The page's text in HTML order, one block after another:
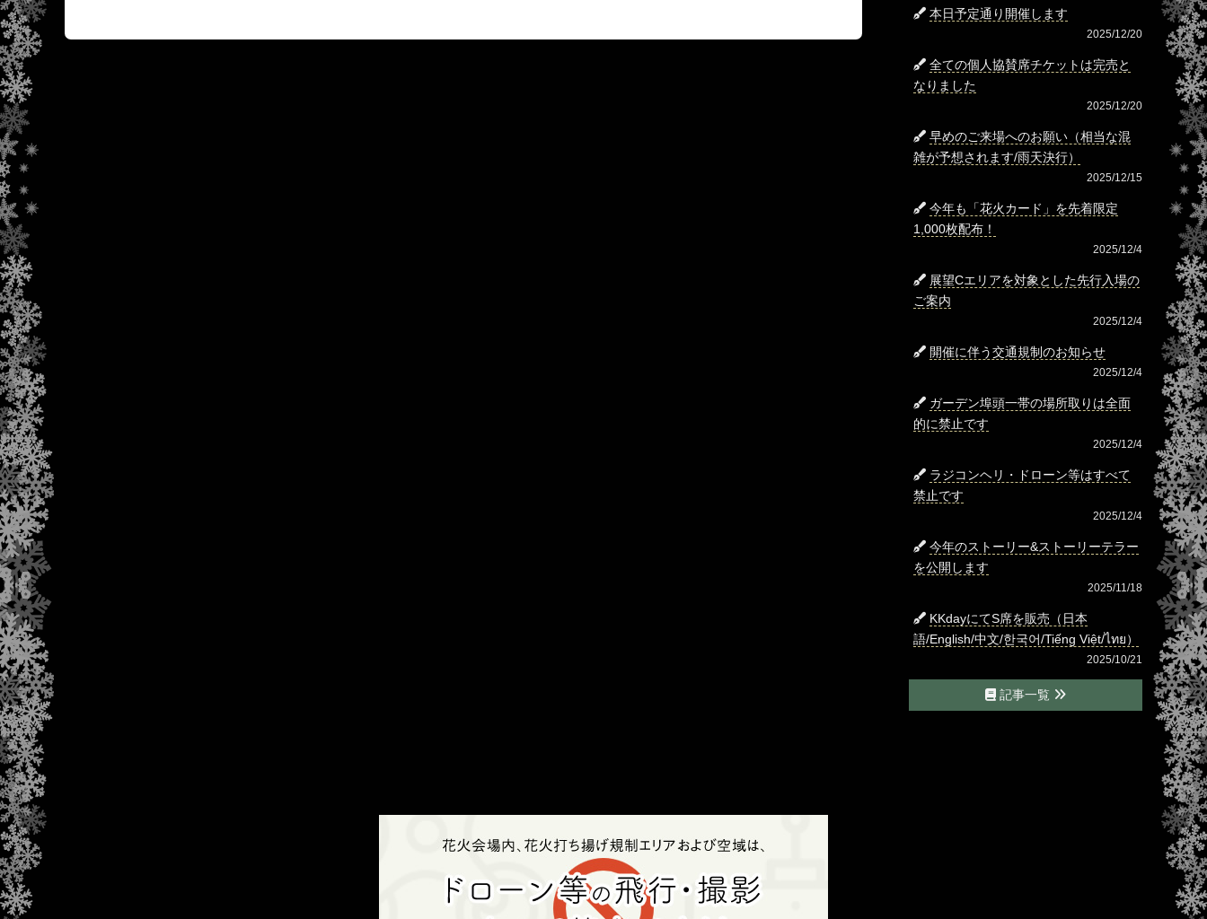
本日予定通り開催します
2025/12/20
全ての個人協賛席チケットは完売と
なりました
2025/12/20
早めのご来場へのお願い（相当な混
雑が予想されます/雨天決行）
2025/12/15
今年も「花火カード」を先着限定
1,000枚配布！
2025/12/4
展望Cエリアを対象とした先行入場の
ご案内
2025/12/4
開催に伴う交通規制のお知らせ
2025/12/4
ガーデン埠頭一帯の場所取りは全面
的に禁止です
2025/12/4
ラジコンヘリ・ドローン等はすべて
禁止です
2025/12/4
今年のストーリー&ストーリーテラー
を公開します
2025/11/18
KKdayにてS席を販売（日本
語/English/中文/한국어/Tiếng Việt/ไทย）
2025/10/21
記事一覧